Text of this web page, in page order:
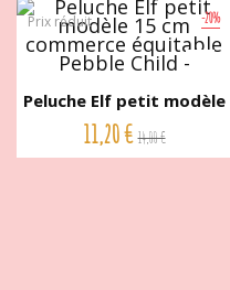
-20%
Prix réduit
Peluche Elf petit modèle
15...
11,20 € 14,00 €